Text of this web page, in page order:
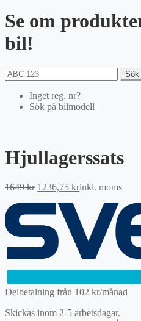
Se om
bil!
Sök
Inget reg. nr?
Sök på bilmodell
Hjullagerssats
1649kr Det
1649 kr.
1236,75 krDet
är:
1236,75 kr.
inkl. moms
Delbetalning från 102 kr/månad
Skickas inom 2-5 arbetsdagar.